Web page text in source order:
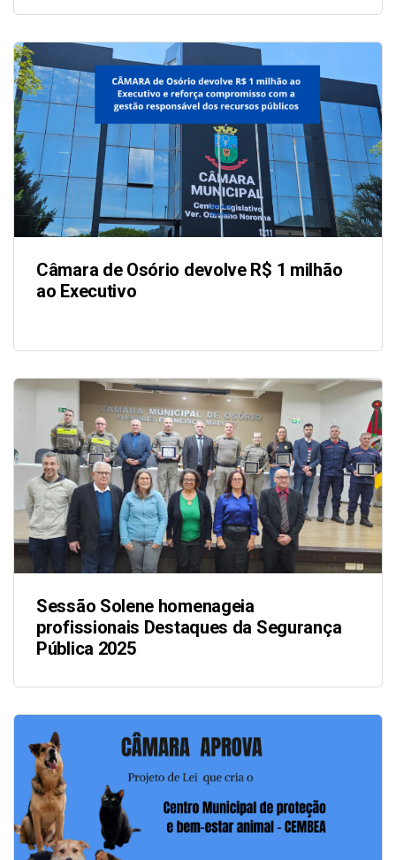
Câmara de Osório devolve R$ 1 milhão
ao Executivo
Sessão Solene homenageia
profissionais Destaques da Segurança
Pública 2025